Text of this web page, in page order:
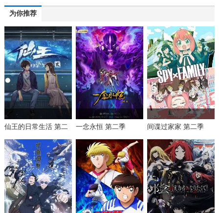
为你推荐
仙王的日常生活 第二
季
一念永恒 第二季 间谍过家家 第二季